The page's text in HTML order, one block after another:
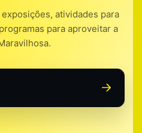
atividades para
para aproveitar a